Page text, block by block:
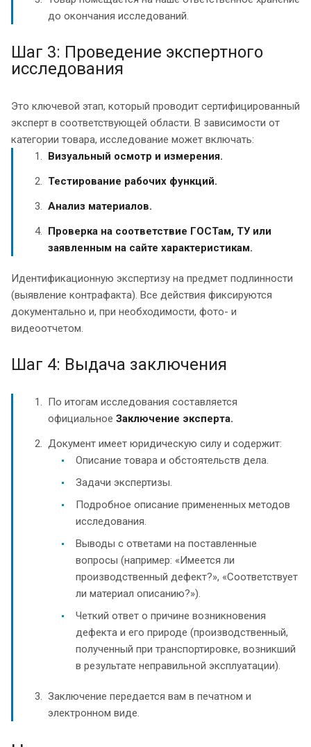
до окончания исследований.
Шаг 3: Проведение экспертного
исследования
Это ключевой этап, который проводит сертифицированный
эксперт в соответствующей области. В зависимости от
категории товара, исследование может включать:
Визуальный осмотр и измерения.
Тестирование рабочих функций.
Анализ материалов.
Проверка на соответствие ГОСТам, ТУ или
заявленным на сайте характеристикам.
Идентификационную экспертизу на предмет подлинности
(выявление контрафакта). Все действия фиксируются
документально и, при необходимости, фото- и
видеоотчетом.
Шаг 4: Выдача заключения
По итогам исследования составляется
официальное Заключение эксперта.
Документ имеет юридическую силу и содержит:
Описание товара и обстоятельств дела.
Задачи экспертизы.
Подробное описание примененных методов
исследования.
Выводы с ответами на поставленные
вопросы (например: «Имеется ли
производственный дефект?», «Соответствует
ли материал описанию?»).
Четкий ответ о причине возникновения
дефекта и его природе (производственный,
полученный при транспортировке, возникший
в результате неправильной эксплуатации).
Заключение передается вам в печатном и
электронном виде.